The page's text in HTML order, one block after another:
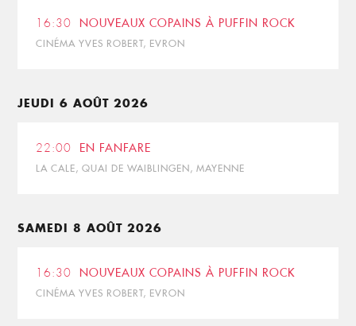
16:30 NOUVEAUX COPAINS À PUFFIN ROCK
CINÉMA YVES ROBERT, EVRON
JEUDI 6 AOÛT 2026
22:00 EN FANFARE
LA CALE, QUAI DE WAIBLINGEN, MAYENNE
SAMEDI 8 AOÛT 2026
16:30 NOUVEAUX COPAINS À PUFFIN ROCK
CINÉMA YVES ROBERT, EVRON